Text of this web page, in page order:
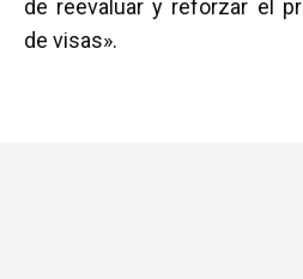
de reevaluar y reforzar el
de visas».